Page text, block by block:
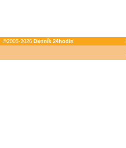
©2005-2026 Denník 24hodin